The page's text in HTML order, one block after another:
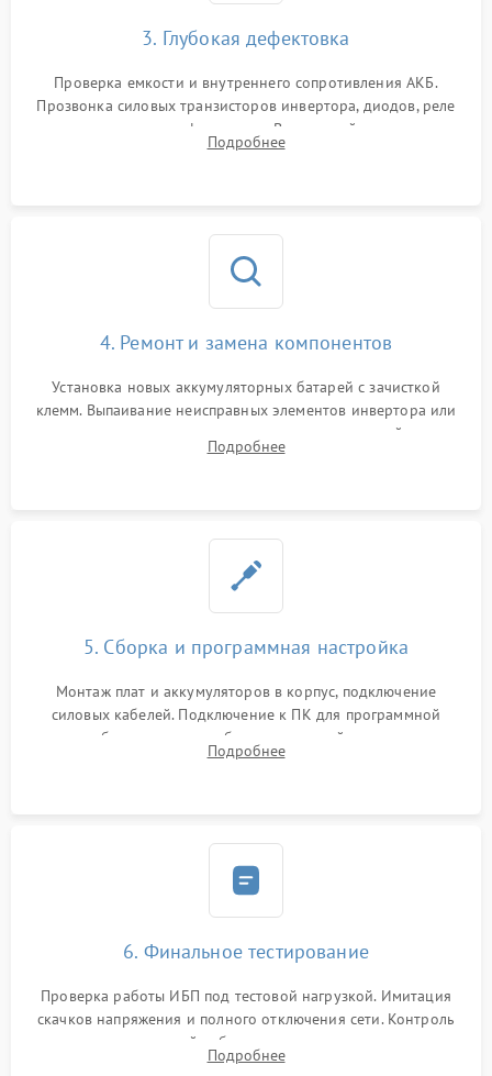
3. Глубокая дефектовка
Проверка емкости и внутреннего сопротивления АКБ.
Прозвонка силовых транзисторов инвертора, диодов, реле
переключения и трансформатора. Визуальный поиск вздутых
конденсаторов и прогаров на печатной плате.
Подробнее
4. Ремонт и замена компонентов
Установка новых аккумуляторных батарей с зачисткой
клемм. Выпаивание неисправных элементов инвертора или
цепи зарядки и монтаж новых радиодеталей.
Восстановление поврежденных токоведущих дорожек и
Подробнее
5. Сборка и программная настройка
Монтаж плат и аккумуляторов в корпус, подключение
силовых кабелей. Подключение к ПК для программной
калибровки констант батареи, настройки порогов
срабатывания AVR и сброса счетчиков старения АКБ.
Подробнее
6. Финальное тестирование
Проверка работы ИБП под тестовой нагрузкой. Имитация
скачков напряжения и полного отключения сети. Контроль
времени автономной работы, температурного режима и
корректности формы выходного сигнала.
Подробнее